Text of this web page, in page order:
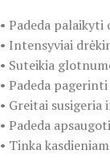
• Padeda
• Intensyviai
• Suteikia
• Padeda
• Greitai
• Padeda
• Tinka